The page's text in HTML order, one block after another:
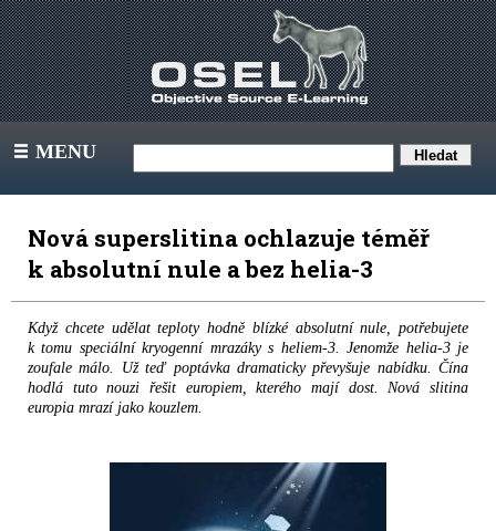
III MENU
Nová superslitina ochlazuje téměř
k absolutní nule a bez helia-3
Když chcete udělat teploty hodně blízké absolutní nule, potřebujete
k tomu speciální kryogenní mrazáky s heliem-3. Jenomže helia-3 je
zoufale málo. Už teď poptávka dramaticky převyšuje nabídku. Čína
hodlá tuto nouzi řešit europiem, kterého mají dost. Nová slitina
europia mrazí jako kouzlem.